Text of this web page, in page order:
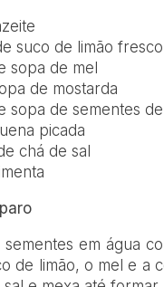
suco de limão fresco
sopa de mel
de mostarda
sopa de sementes
picada
chá de sal
em água
de limão, o mel e a